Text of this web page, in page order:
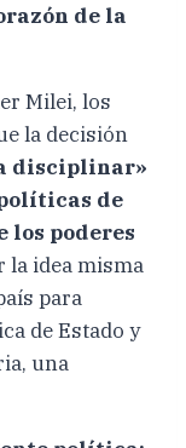
de la
Milei, los
la decisión
disciplinar»
de
los poderes
la idea misma
para
de Estado y
una